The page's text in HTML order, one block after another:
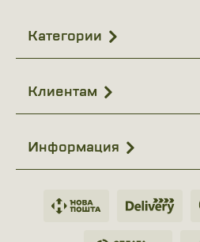
Категории
Клиентам
Информация